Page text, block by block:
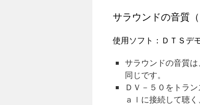
サラウンドの音質
使用ソフト：ＤＴＳデ
サラウンドの音質
同じです。
ＤＶ－５０をトラ
ａｌに接続して聴